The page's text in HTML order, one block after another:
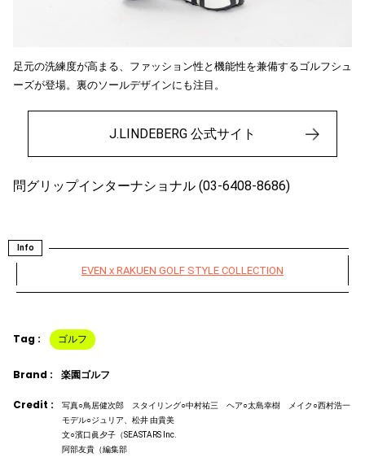
足元の洗練度が高まる、ファッション性と機能性を兼備するゴルフシュ
ーズが登場。裏のソールデザインにも注目。
J.LINDEBERG 公式サイト
問グリップインターナショナル (03-6408-8686)
Info
EVEN x RAKUEN GOLF STYLE COLLECTION
Tag : ゴルフ
Brand : 楽園ゴルフ
Credit :
写真○鳥居健次郎 スタイリング○中村祐三 ヘア○太島幸樹 メイク○西村浩一
モデル○ジュリア、松井 由貴美
文○濱口眞夕子（SEASTARS Inc.
阿部友貴（編集部